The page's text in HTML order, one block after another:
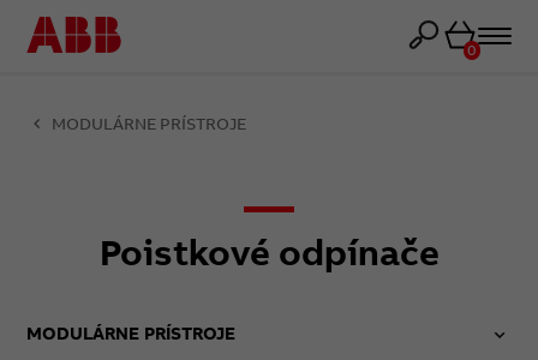
Košík
0
MODULÁRNE PRÍSTROJE
Poistkové odpínače
MODULÁRNE PRÍSTROJE